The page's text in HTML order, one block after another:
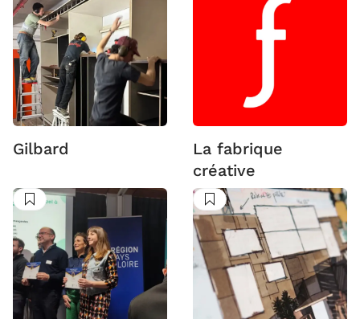
Gilbard
La fabrique
créative
Suivre Suivre